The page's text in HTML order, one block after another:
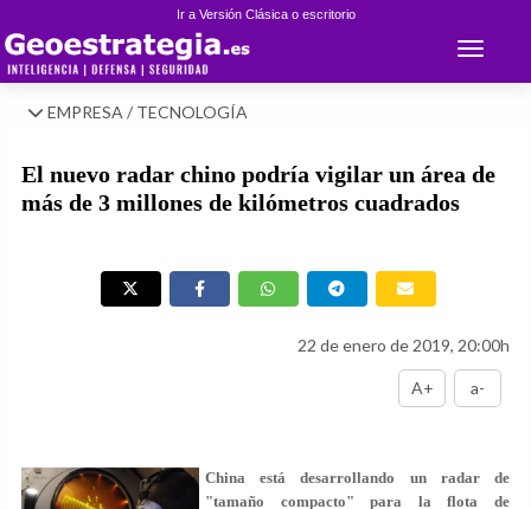
Ir a Versión Clásica o escritorio
Toggle
EMPRESA / TECNOLOGÍA
El nuevo radar chino podría vigilar un área de
más de 3 millones de kilómetros cuadrados
22 de enero de 2019, 20:00h
A+ a-
China está desarrollando un radar de
"tamaño compacto" para la flota de